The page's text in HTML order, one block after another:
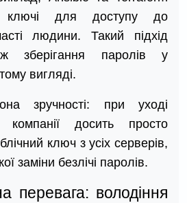
ключі для доступу до
людини. Такий підхід
зберігання паролів у
вигляді.
зручності: при уході
компанії досить просто
ключ з усіх серверів,
заміни безлічі паролів.
перевага: володіння